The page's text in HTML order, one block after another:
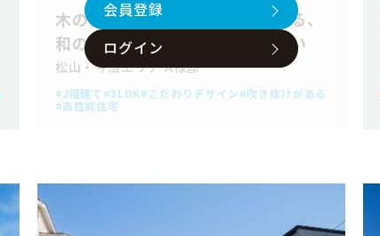
会員登録
ログイン
木の香りと澄んだ空気に包まれる、
和の伝統美を纏った風雅な住まい
松山・今治エリア A様邸
2階建て 3LDK こだわりデザイン
吹き抜けがある
高性能住宅